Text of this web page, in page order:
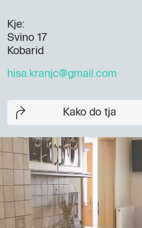
Kje:
Svino 17
Kobarid
hisa.kranjc@gmail.com
Kako do tja